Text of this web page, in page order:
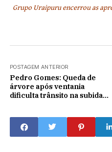
Grupo Uraipuru encerrou as
POSTAGEM ANTERIOR
Pedro Gomes: Queda de
árvore após ventania
dificulta trânsito na subida